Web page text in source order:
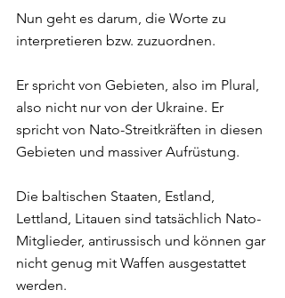
Nun geht es darum, die Worte zu
interpretieren bzw. zuzuordnen.
Er spricht von Gebieten, also im Plural,
also nicht nur von der Ukraine. Er
spricht von Nato-Streitkräften in diesen
Gebieten und massiver Aufrüstung.
Die baltischen Staaten, Estland,
Lettland, Litauen sind tatsächlich Nato-
Mitglieder, antirussisch und können gar
nicht genug mit Waffen ausgestattet
werden.